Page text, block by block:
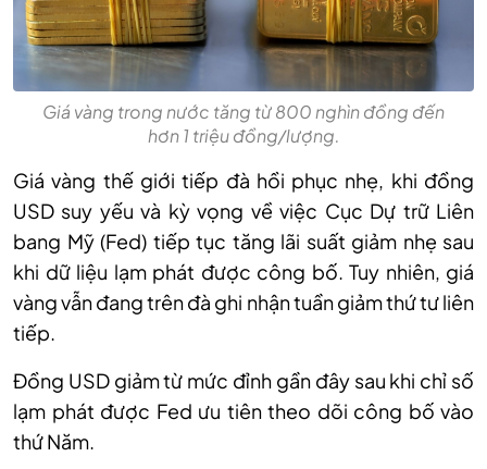
Giá vàng trong nước tăng từ 800 nghìn đồng đến
hơn 1 triệu đồng/lượng.
Giá vàng thế giới tiếp đà hồi phục nhẹ, khi đồng
USD suy yếu và kỳ vọng về việc Cục Dự trữ Liên
bang Mỹ (Fed) tiếp tục tăng lãi suất giảm nhẹ sau
khi dữ liệu lạm phát được công bố. Tuy nhiên, giá
vàng vẫn đang trên đà ghi nhận tuần giảm thứ tư liên
tiếp.
Đồng USD giảm từ mức đỉnh gần đây sau khi chỉ số
lạm phát được Fed ưu tiên theo dõi công bố vào
thứ Năm.